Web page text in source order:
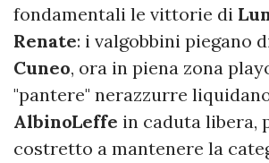
fondamentali le vittorie di
Renate: i valgobbini piegano
Cuneo, ora in piena zona
"pantere" nerazzurre
AlbinoLeffe in caduta libera,
costretto a mantenere la